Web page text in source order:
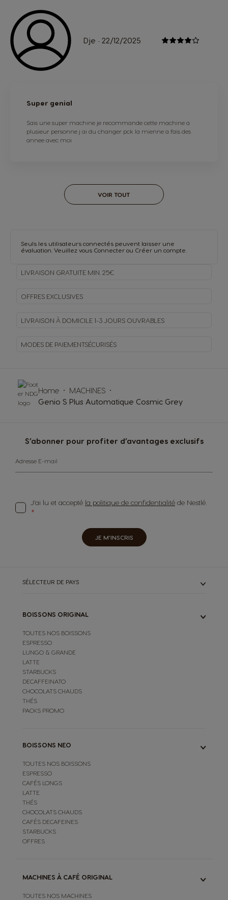
Dje - 22/12/2025
Super genial
Sais une super machine je recommande cette machine a
plusieur personne j ai du changer pck la mienne a fais des
annee avec moi
VOIR TOUT
Seuls les utilisateurs connectés peuvent laisser une
évaluation. Veuillez vous Connecter ou Créer un compte
LIVRAISON GRATUITE MIN. 25€
OFFRES EXCLUSIVES
LIVRAISON À DOMICILE 1-3 JOURS OUVRABLES
MODES DE PAIEMENTSÉCURISÉS
S’abonner pour profiter d’avantages exclusifs
Adresse E-mail
J’ai lu et accepté la politique de confidentialité de Nestlé.
JE M'INSCRIS
Home
MACHINES
Genio S Plus Automatique Cosmic Grey
SÉLECTEUR DE PAYS
BOISSONS ORIGINAL
TOUTES NOS BOISSONS
ESPRESSO
LUNGO & GRANDE
LATTE
STARBUCKS
DECAFFEINATO
CHOCOLATS CHAUDS
THÉS
PACKS PROMO
BOISSONS NEO
TOUTES NOS BOISSONS
ESPRESSO
CAFÉS LONGS
LATTE
THÉS
CHOCOLATS CHAUDS
CAFÉS DECAFEINES
STARBUCKS
OFFRES
MACHINES À CAFÉ ORIGINAL
TOUTES NOS MACHINES